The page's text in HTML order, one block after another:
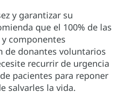
y garantizar su
que el 100% de las
componentes
de donantes voluntarios
recurrir de urgencia
pacientes para reponer
salvarles la vida.